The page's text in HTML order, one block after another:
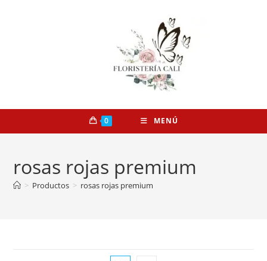
0 MENÚ
rosas rojas premium
> Productos > rosas rojas premium